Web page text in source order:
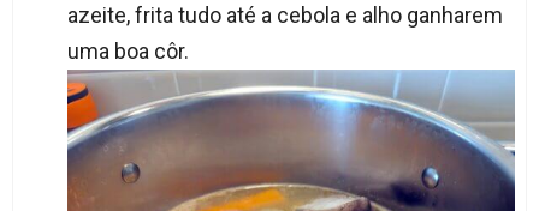
azeite, frita tudo até a cebola e alho ganharem
uma boa côr.